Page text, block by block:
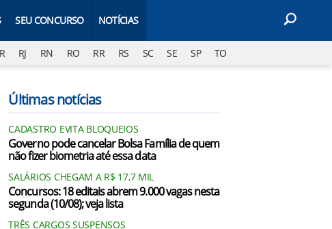
SEU CONCURSO NOTÍCIAS
RJ RN RO RR RS SC SE SP TO
Últimas notícias
CADASTRO EVITA BLOQUEIOS
Governo pode cancelar Bolsa Família de quem
não fizer biometria até essa data
SALÁRIOS CHEGAM A R$ 17,7 MIL
Concursos: 18 editais abrem 9.000 vagas nesta
segunda (10/08); veja lista
TRÊS CARGOS SUSPENSOS